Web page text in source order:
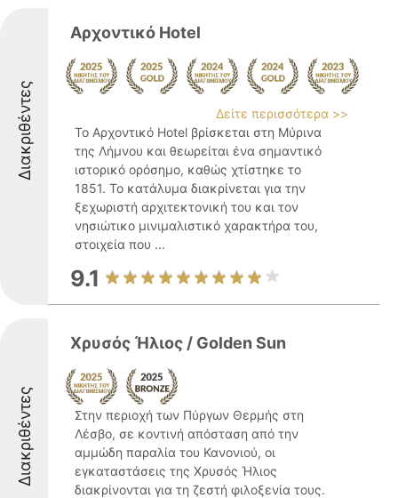
Διακριθέντες
Αρχοντικό Hotel
Δείτε περισσότερα >>
Το Αρχοντικό Hotel βρίσκεται στη Μύρινα
της Λήμνου και θεωρείται ένα σημαντικό
ιστορικό ορόσημο, καθώς χτίστηκε το
1851. Το κατάλυμα διακρίνεται για την
ξεχωριστή αρχιτεκτονική του και τον
νησιώτικο μινιμαλιστικό χαρακτήρα του,
στοιχεία που ...
9.1
Διακριθέντες
Xρυσός Ήλιος / Golden Sun
Στην περιοχή των Πύργων Θερμής στη
Λέσβο, σε κοντινή απόσταση από την
αμμώδη παραλία του Κανονιού, οι
εγκαταστάσεις της Χρυσός Ήλιος
διακρίνονται για τη ζεστή φιλοξενία τους.